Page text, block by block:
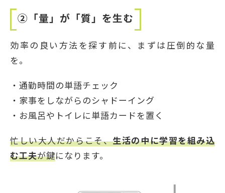
② 「量」が「質」を生む
効率の良い方法を探す前に、まずは圧倒的な量
を。
・通勤時間の単語チェック
・家事をしながらのシャドーイング
・お風呂やトイレに単語カードを置く
忙しい大人だからこそ、生活の中に学習を組み込
む工夫が鍵になります。